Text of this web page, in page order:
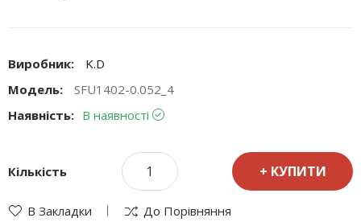
Виробник:
K.D
Модель:
SFU1402-0.052_4
Наявність: В наявності
Кількість КУПИТИ
В Закладки До Порівняння